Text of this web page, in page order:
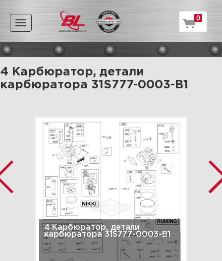
Toggle
navigation
0
4 Карбюратор, детали
карбюратора 31S777-0003-B1
4 Карбюратор, детали
карбюратора 31S777-0003-B1